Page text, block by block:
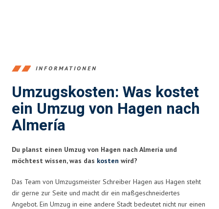
INFORMATIONEN
Umzugskosten: Was kostet
ein Umzug von Hagen nach
Almería
Du planst einen Umzug von Hagen nach Almería und
möchtest wissen, was das kosten wird?
Das Team von Umzugsmeister Schreiber Hagen aus Hagen steht
dir gerne zur Seite und macht dir ein maßgeschneidertes
Angebot. Ein Umzug in eine andere Stadt bedeutet nicht nur einen